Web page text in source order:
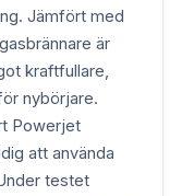
Jämfört med
är
kraftfullare,
nybörjare.
Powerjet
att använda
testet